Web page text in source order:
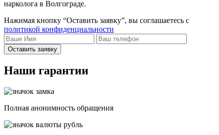
нарколога в Волгограде.
Нажимая кнопку “Оставить заявку”, вы соглашаетесь с
политикой конфиденциальности
Оставить заявку
Наши гарантии
Полная анонимность обращения